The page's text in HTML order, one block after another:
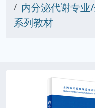
内分泌代谢专业
系列教材